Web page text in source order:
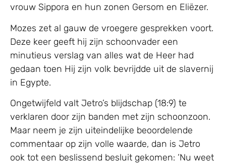
vrouw Sippora en hun zonen Gersom en Eliëzer.
Mozes zet al gauw de vroegere gesprekken voort.
Deze keer geeft hij zijn schoonvader een
minutieus verslag van alles wat de Heer had
gedaan toen Hij zijn volk bevrijdde uit de slavernij
in Egypte.
Ongetwijfeld valt Jetro’s blijdschap (18:9) te
verklaren door zijn banden met zijn schoonzoon.
Maar neem je zijn uiteindelijke beoordelende
commentaar op zijn volle waarde, dan is Jetro
ook tot een beslissend besluit gekomen: ‘Nu weet